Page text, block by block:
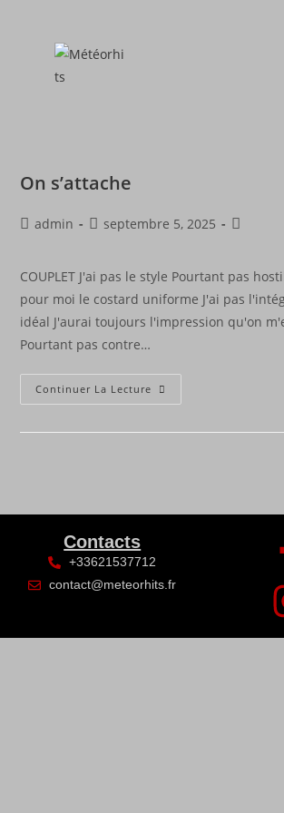
On s’attache
admin septembre 5, 2025
COUPLET J'ai pas le style Pourtant pas
pour moi le costard uniforme J'ai pas
idéal J'aurai toujours l'impression qu'on
Pourtant pas contre…
Continuer La Lecture
Contacts
+33621537712
contact@meteorhits.fr